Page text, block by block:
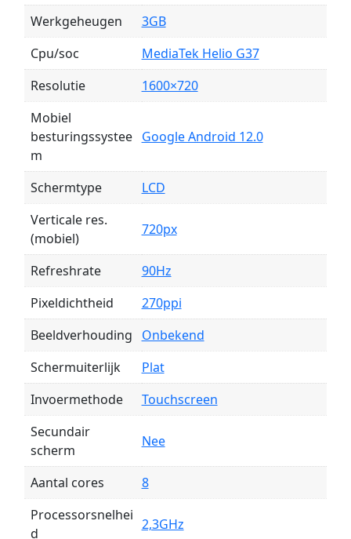
Werkgeheugen
3GB
Cpu/soc
MediaTek Helio G37
Resolutie
1600×720
Mobiel
besturingssystee
m
Google Android 12.0
Schermtype
LCD
Verticale res.
(mobiel)
720px
Refreshrate
90Hz
Pixeldichtheid
270ppi
Beeldverhouding
Onbekend
Schermuiterlijk
Plat
Invoermethode
Touchscreen
Secundair
scherm
Nee
Aantal cores
8
Processorsnelhei
d
2,3GHz